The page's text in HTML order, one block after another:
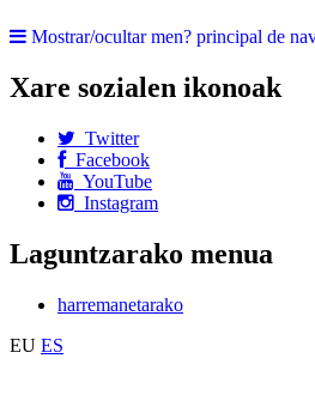
Mostrar/ocultar men? principal de
Xare sozialen ikonoak
Twitter
Facebook
YouTube
Instagram
Laguntzarako menua
harremanetarako
EU ES